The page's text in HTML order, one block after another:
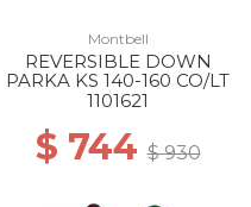
Montbell
REVERSIBLE DOWN
PARKA KS 140-160 CO/LT
1101621
$ 744$ 930